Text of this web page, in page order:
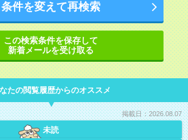
条件を変えて再検索
この検索条件を保存して
新着メールを受け取る
たの閲覧履歴からのオススメ
掲載日：2026.08.07
未読